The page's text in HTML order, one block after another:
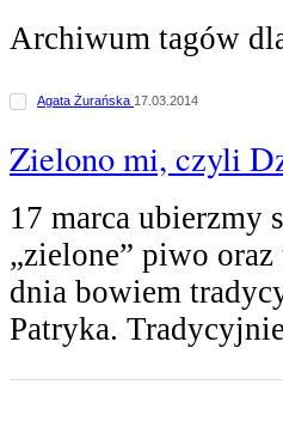
Archiwum tagów
Agata Żurańska 17.03.2014
Zielono mi, czyli
17 marca
„zielone” piwo
dnia bowiem
Patryka.